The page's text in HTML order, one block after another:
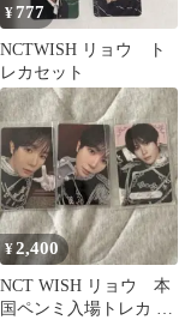
¥ 777
NCTWISH リョウ ト
レカセット
¥2,400
NCT WISH リョウ 本
国ペンミ入場トレカ 3